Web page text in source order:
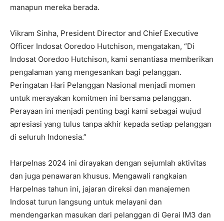
manapun mereka berada.
Vikram Sinha, President Director and Chief Executive
Officer Indosat Ooredoo Hutchison, mengatakan, “Di
Indosat Ooredoo Hutchison, kami senantiasa memberikan
pengalaman yang mengesankan bagi pelanggan.
Peringatan Hari Pelanggan Nasional menjadi momen
untuk merayakan komitmen ini bersama pelanggan.
Perayaan ini menjadi penting bagi kami sebagai wujud
apresiasi yang tulus tanpa akhir kepada setiap pelanggan
di seluruh Indonesia.”
Harpelnas 2024 ini dirayakan dengan sejumlah aktivitas
dan juga penawaran khusus. Mengawali rangkaian
Harpelnas tahun ini, jajaran direksi dan manajemen
Indosat turun langsung untuk melayani dan
mendengarkan masukan dari pelanggan di Gerai IM3 dan